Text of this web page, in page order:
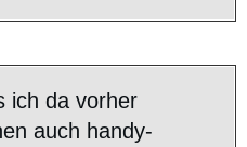
ich da vorher
auch handy-